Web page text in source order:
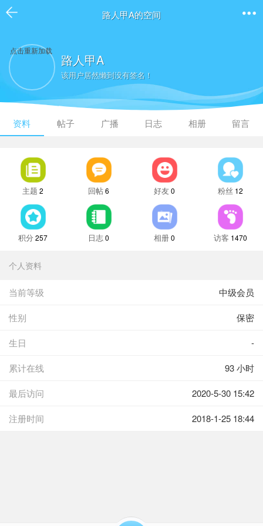
路人甲A的空间
点击重新加载
路人甲A
该用户居然懒到没有签名！
资料 帖子 广播 日志 相册 留言
主题 2 回帖6 好友0 粉丝 12
积分 257 日志0 相册0 访客 1470
个人资料
当前等级 中级会员
性别 保密
生日 -
累计在线 93 小时
最后访问 2020-5-30 15:42
注册时间 2018-1-25 18:44